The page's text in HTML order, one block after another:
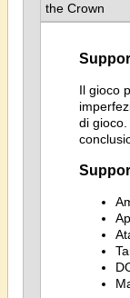
the Crown
Il gioco
di